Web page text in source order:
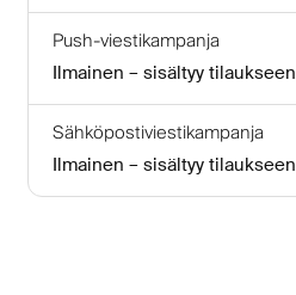
Push-viestikampanja
Ilmainen – sisältyy tilaukseen
Sähköpostiviestikampanja
Ilmainen – sisältyy tilaukseen